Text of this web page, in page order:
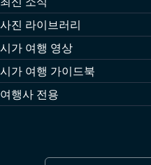
사진 라이브러리
시가 여행 영상
시가 여행 가이드북
여행사 전용